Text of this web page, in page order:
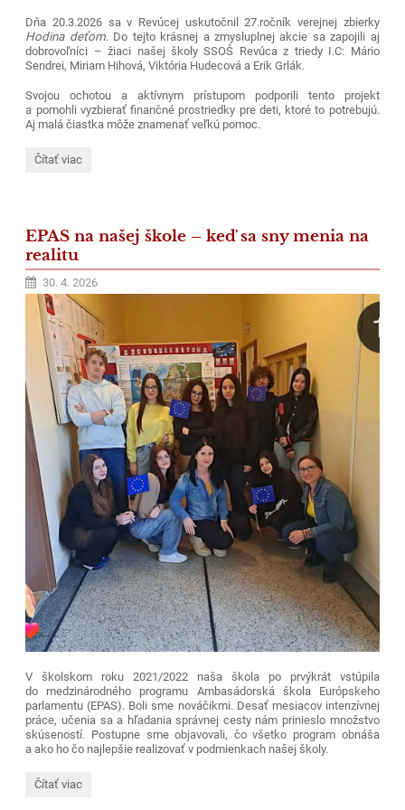
Dňa 20.3.2026 sa v Revúcej uskutočnil 27.ročník verejnej zbierky
Hodina deťom. Do tejto krásnej a zmysluplnej akcie sa zapojili aj
dobrovoľníci – žiaci našej školy SSOŠ Revúca z triedy I.C: Mário
Sendrei, Miriam Hihová, Viktória Hudecová a Erik Grlák.
Svojou ochotou a aktívnym prístupom podporili tento projekt
a pomohli vyzbierať finančné prostriedky pre deti, ktoré to potrebujú.
Aj malá čiastka môže znamenať veľkú pomoc.
Zbierka
Revúcej:
Čítať viac
EPAS na našej škole – keď sa sny menia na
realitu
30. 4. 2026
V školskom roku 2021/2022 naša škola po prvýkrát vstúpila
do medzinárodného programu Ambasádorská škola Európskeho
parlamentu (EPAS). Boli sme nováčikmi. Desať mesiacov intenzívnej
práce, učenia sa a hľadania správnej cesty nám prinieslo množstvo
skúseností. Postupne sme objavovali, čo všetko program obnáša
a ako ho čo najlepšie realizovať v podmienkach našej školy.
EPAS
Čítať viac